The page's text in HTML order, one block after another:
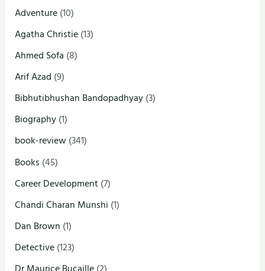
Adventure(10)
Agatha Christie(13)
Ahmed Sofa (8)
Arif Azad (9)
Bibhutibhushan Bandopadhyay(3)
Biography(1)
book-review(341)
Books (45)
Career Development(7)
Chandi Charan Munshi (1)
Dan Brown (1)
Detective(123)